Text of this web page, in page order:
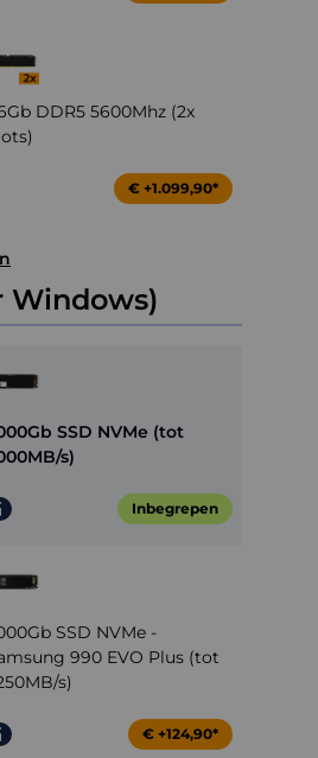
DDR5 5600Mhz (2x
€ +1.099,90*
Windows)
SSD NVMe (tot
s)
Inbegrepen
SSD NVMe -
990 EVO Plus (tot
s)
€ +124,90*